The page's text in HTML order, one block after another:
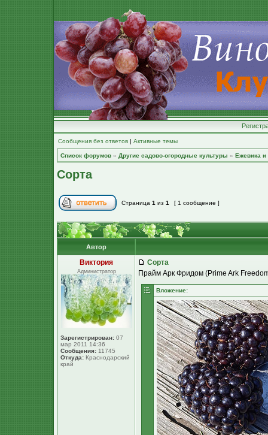
Сообщения без ответов | Активные темы
Список форумов » Другие садово-огородные культуры » Ежевика и
Сорта
Страница 1 из 1 [ 1 сообщение ]
Автор
Виктория
Администратор
Зарегистрирован: 07
мар 2011 14:36
Сообщения: 11745
Откуда: Краснодарский
край
Сорта
Прайм Арк Фридом (Prime Ark
Вложение: